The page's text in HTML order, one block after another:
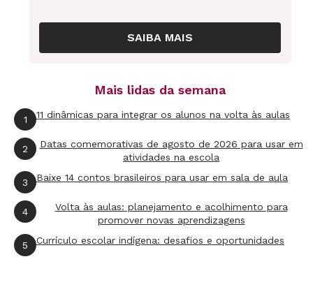
SAIBA MAIS
Mais lidas da semana
1 11 dinâmicas para integrar os alunos na volta às aulas
2
Datas comemorativas de agosto de 2026 para usar em
atividades na escola
3 Baixe 14 contos brasileiros para usar em sala de aula
4
Volta às aulas: planejamento e acolhimento para
promover novas aprendizagens
5 Currículo escolar indígena: desafios e oportunidades